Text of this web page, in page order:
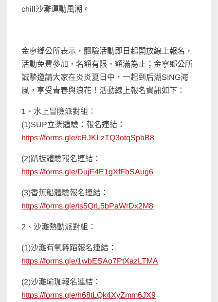
chill沙灘運動風潮。
金寧鄉公所表示，體驗活動即日起開放線上報名，
活動免費參加，名額有限，額滿為止；金寧鄉公所
誠摯邀請大家在炎炎夏日中，一起到后湖SING海
風，享受青春與浪花！活動線上報名資訊如下：
1、水上冒險派對組：
(1)SUP立槳體驗：報名連結：
https://forms.gle/cRJKLzTQ3otqSpbB8
(2)趴板體驗報名連結：
https://forms.gle/DujF4E1gXfFbSAug6
(3)香蕉船體驗報名連結：
https://forms.gle/ts5QrL5bPaWrDx2M8
2、沙灘熱動派對組：
(1)沙灘有氧舞蹈報名連結：
https://forms.gle/1wbESAo7PtXazLTMA
(2)沙灘瑜珈報名連結：
https://forms.gle/h68tLQk4XyZmm6JX9